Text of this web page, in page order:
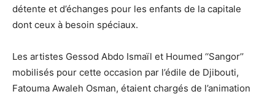
détente et d’échanges pour les enfants de la capitale
dont ceux à besoin spéciaux.
Les artistes Gessod Abdo Ismaïl et Houmed ‘‘Sangor’’
mobilisés pour cette occasion par l’édile de Djibouti,
Fatouma Awaleh Osman, étaient chargés de l’animation